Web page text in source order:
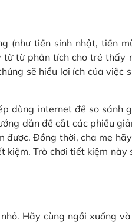
(như tiền sinh nhật, tiền
từ phân tích cho trẻ thấy
sẽ hiểu lợi ích của việc
dùng internet để so sánh
dẫn để cắt các phiếu
được. Đồng thời, cha mẹ
Trò chơi tiết kiệm này
Hãy cùng ngồi xuống